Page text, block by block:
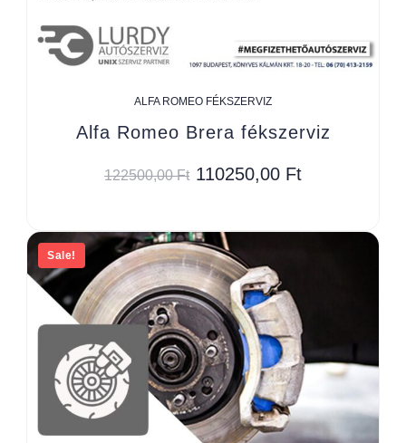
ALFA ROMEO FÉKSZERVIZ
Alfa Romeo Brera fékszerviz
122500,00Ft 110250,00 Ft
Sale!